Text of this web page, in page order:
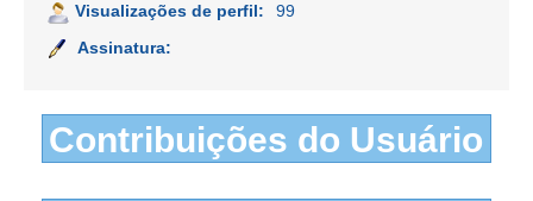
Visualizações de perfil:
99
Assinatura:
Contribuições do Usuário